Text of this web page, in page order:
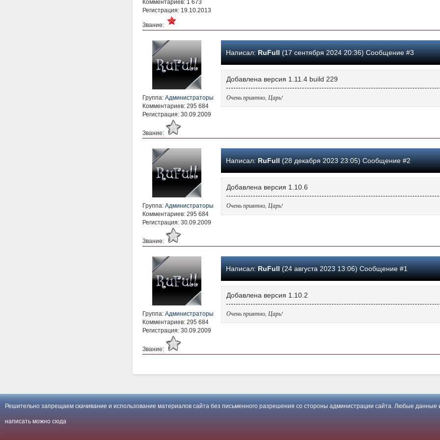
Комментариев: 1 673
Регистрация: 19.10.2013
Звание:
Группа: Администраторы
Комментариев: 295 684
Регистрация: 30.09.2009
Звание:
Написал: RuFull(17 сентября 2024 20:36) Сообщение #3
Добавлена версия 1.11.4 build 229
Очень приятно, Царь!
Группа: Администраторы
Комментариев: 295 684
Регистрация: 30.09.2009
Звание:
Написал: RuFull(28 декабря 2023 23:05) Сообщение #2
Добавлена версия 1.10.6
Очень приятно, Царь!
Группа: Администраторы
Комментариев: 295 684
Регистрация: 30.09.2009
Звание:
Написал: RuFull(24 августа 2023 13:06) Сообщение #1
Добавлена версия 1.10.2
Очень приятно, Царь!
Решительно запрещаем скачивание и использование материалов сайта без письменного разрешения со стороны администрации сайта. Любые
написать можно сюда